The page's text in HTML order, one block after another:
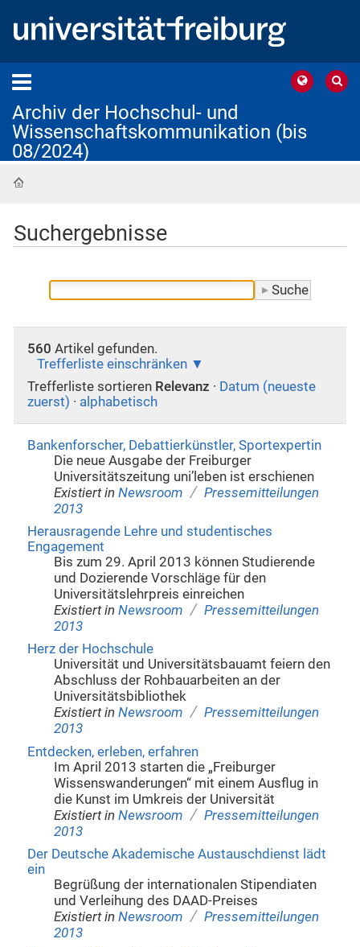
Archiv der Hochschul- und
Wissenschaftskommunikation (bis
08/2024)
Suchergebnisse
560 Artikel gefunden.
Trefferliste einschränken
Trefferliste sortieren Relevanz · Datum (neueste
zuerst) · alphabetisch
Bankenforscher, Debattierkünstler, Sportexpertin
Die neue Ausgabe der Freiburger
Universitätszeitung uni’leben ist erschienen
Existiert in Newsroom / Pressemitteilungen
2013
Herausragende Lehre und studentisches
Engagement
Bis zum 29. April 2013 können Studierende
und Dozierende Vorschläge für den
Universitätslehrpreis einreichen
Existiert in Newsroom / Pressemitteilungen
2013
Herz der Hochschule
Universität und Universitätsbauamt feiern den
Abschluss der Rohbauarbeiten an der
Universitätsbibliothek
Existiert in Newsroom / Pressemitteilungen
2013
Entdecken, erleben, erfahren
Im April 2013 starten die „Freiburger
Wissenswanderungen“ mit einem Ausflug in
die Kunst im Umkreis der Universität
Existiert in Newsroom / Pressemitteilungen
2013
Der Deutsche Akademische Austauschdienst lädt
ein
Begrüßung der internationalen Stipendiaten
und Verleihung des DAAD-Preises
Existiert in Newsroom / Pressemitteilungen
2013